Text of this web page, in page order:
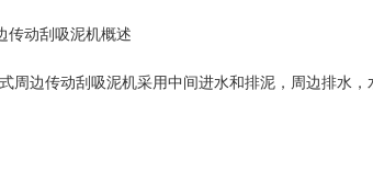
传动刮吸泥机概述
周边传动刮吸泥机采用中间进水和排泥，周边排水